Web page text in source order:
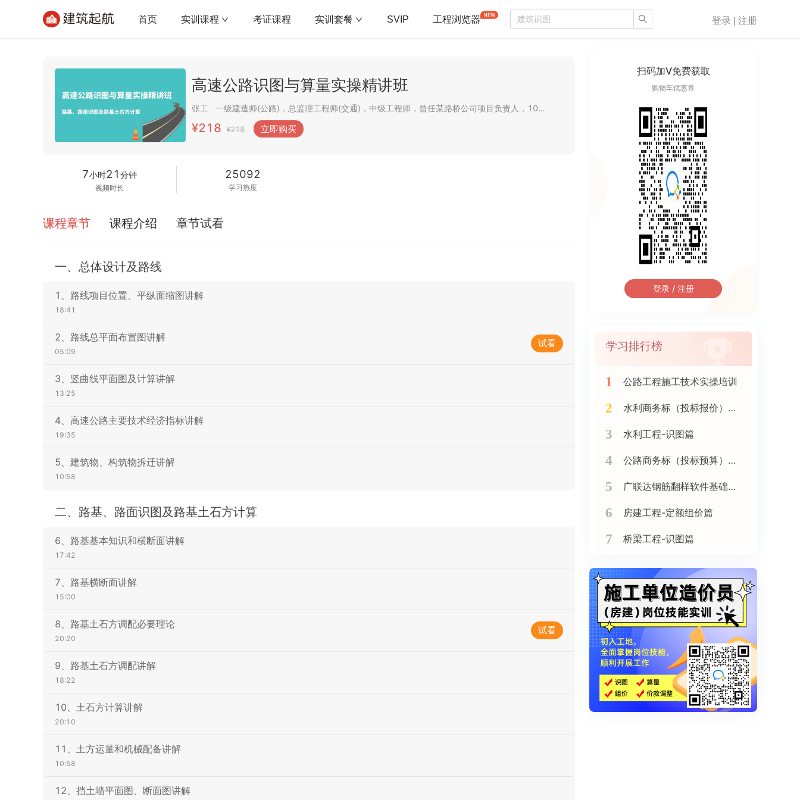
首页 实训课程 考证课程 实训套餐 SVIP 工程浏览器 登录 | 注册
高速公路识图与算量实操精讲班
张工 一级建造师(公路)，总监理工程师(交通)，中级工程师，曾任某路桥公司项目负责人，10年路桥施工管理经验，长期从事高铁、高速等路桥项目施工管理工作。
¥218 ¥218 立即购买
7小时21 分钟
视频时长
25092
学习热度
课程章节 课程介绍 章节试看
一、总体设计及路线
1、路线项目位置、平纵面缩图讲解
18:41
2、路线总平面布置图讲解
05:09
试看
3、竖曲线平面图及计算讲解
13:25
4、高速公路主要技术经济指标讲解
19:35
5、建筑物、构筑物拆迁讲解
10:58
二、路基、路面识图及路基土石方计算
6、路基基本知识和横断面讲解
17:42
7、路基横断面讲解
15:00
8、路基土石方调配必要理论
20:20
试看
9、路基土石方调配讲解
18:22
10、土石方计算讲解
20:10
11、土方运量和机械配备讲解
10:58
12、挡土墙平面图、断面图讲解
扫码加V免费获取
购物车优惠券
登录 / 注册
学习排行榜
1 公路工程施工技术实操培训
2 水利商务标（投标报价）实战训练班
3 水利工程-识图篇
4 公路商务标（投标预算）实战精讲（新点软件）
5 广联达钢筋翻样软件基础精讲
6 房建工程-定额组价篇
7 桥梁工程-识图篇